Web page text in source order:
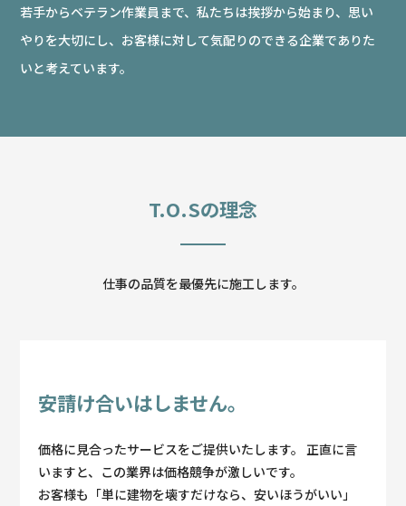
若手からベテラン作業員まで、私たちは挨拶から始まり、 思い
やりを大切にし、お客様に対して気配りのできる企業でありた
いと考えています。
T.O.Sの理念
仕事の品質を最優先に施工します。
安請け合いはしません。
価格に見合ったサービスをご提供いたします。
正直に言
いますと、この業界は価格競争が激しいです。
お客様も「単に建物を壊すだけなら、安いほうがいい」